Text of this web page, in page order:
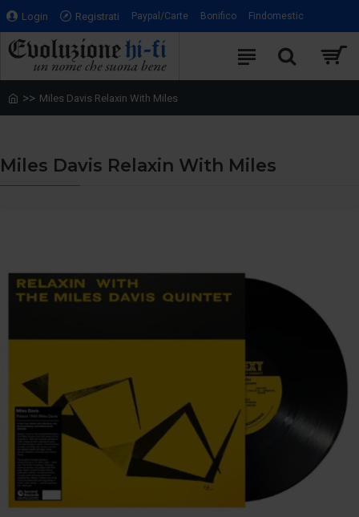
Login Registrati Paypal/Carte Bonifico Findomestic
Miles Davis Relaxin With Miles
Miles Davis Relaxin With Miles